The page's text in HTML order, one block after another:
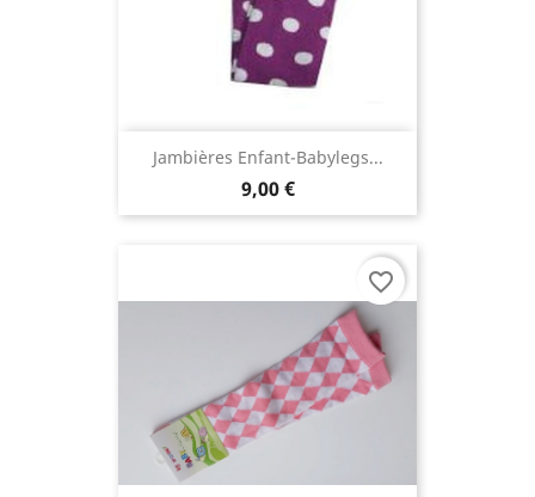
Jambières Enfant-Babylegs...
9,00 €
favorite_border